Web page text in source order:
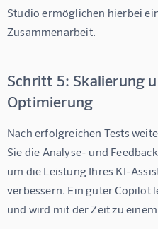
Studio ermöglichen hierbei
Zusammenarbeit.
Schritt 5: Skalierung
Optimierung
Nach erfolgreichen Tests
Sie die Analyse- und
um die Leistung Ihres KI-
verbessern. Ein guter Copilot
und wird mit der Zeit zu